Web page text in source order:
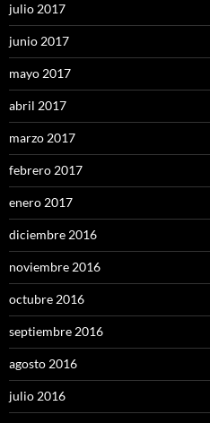
julio 2017
junio 2017
mayo 2017
abril 2017
marzo 2017
febrero 2017
enero 2017
diciembre 2016
noviembre 2016
octubre 2016
septiembre 2016
agosto 2016
julio 2016